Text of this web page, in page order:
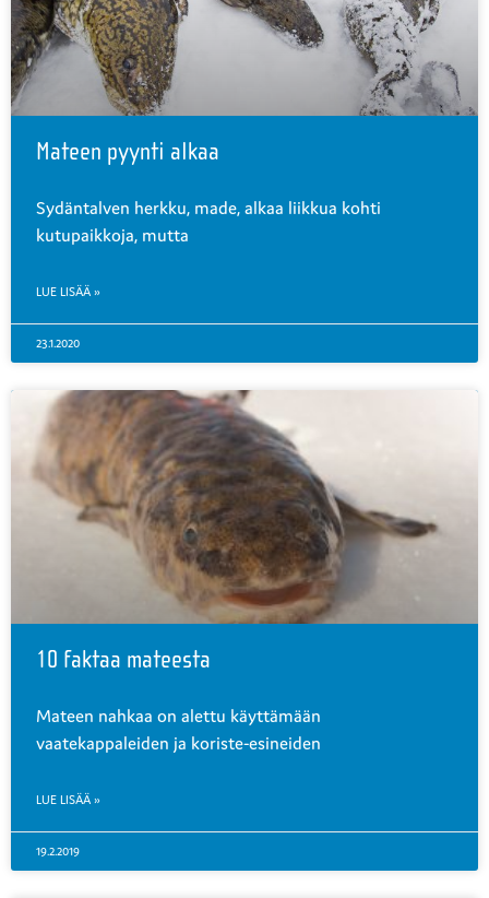
Mateen pyynti alkaa
Sydäntalven herkku, made, alkaa liikkua kohti
kutupaikkoja, mutta
LUE LISÄÄ »
23.1.2020
10 faktaa mateesta
Mateen nahkaa on alettu käyttämään
vaatekappaleiden ja koriste-esineiden
LUE LISÄÄ »
19.2.2019